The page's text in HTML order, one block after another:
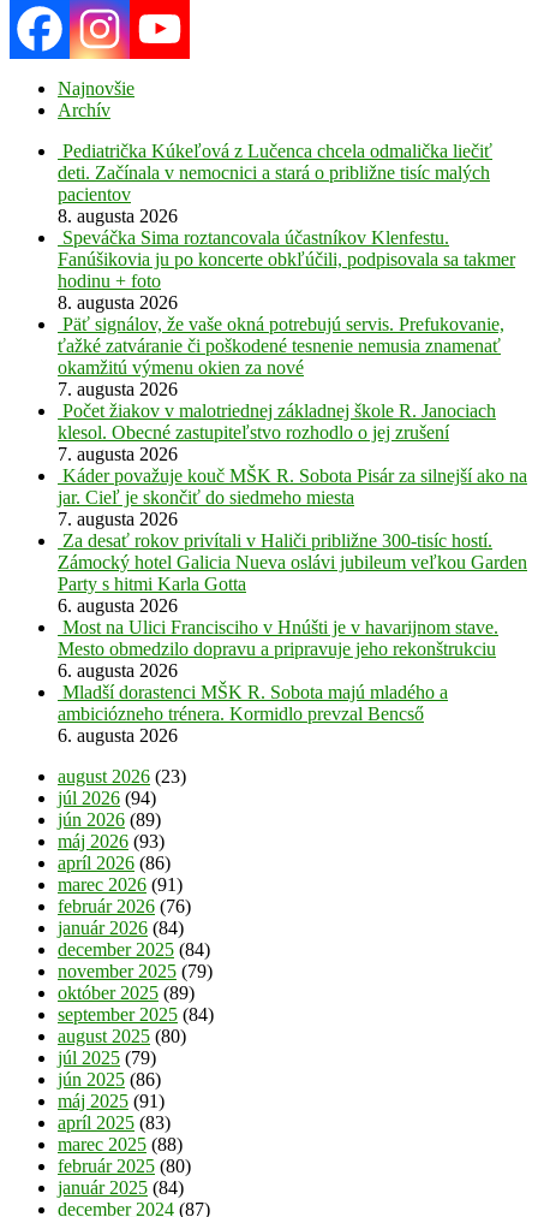
Najnovšie
Archív
Pediatrička Kúkeľová z Lučenca chcela odmalička liečiť
deti. Začínala v nemocnici a stará o približne tisíc malých
pacientov
8. augusta 2026
Speváčka Sima roztancovala účastníkov Klenfestu.
Fanúšikovia ju po koncerte obkľúčili, podpisovala sa takmer
hodinu + foto
8. augusta 2026
Päť signálov, že vaše okná potrebujú servis. Prefukovanie,
ťažké zatváranie či poškodené tesnenie nemusia znamenať
okamžitú výmenu okien za nové
7. augusta 2026
Počet žiakov v malotriednej základnej škole R. Janociach
klesol. Obecné zastupiteľstvo rozhodlo o jej zrušení
7. augusta 2026
Káder považuje kouč MŠK R. Sobota Pisár za silnejší ako na
jar. Cieľ je skončiť do siedmeho miesta
7. augusta 2026
Za desať rokov privítali v Haliči približne 300-tisíc hostí.
Zámocký hotel Galicia Nueva oslávi jubileum veľkou Garden
Party s hitmi Karla Gotta
6. augusta 2026
Most na Ulici Francisciho v Hnúšti je v havarijnom stave.
Mesto obmedzilo dopravu a pripravuje jeho rekonštrukciu
6. augusta 2026
Mladší dorastenci MŠK R. Sobota majú mladého a
ambiciózneho trénera. Kormidlo prevzal Bencső
6. augusta 2026
august 2026 (23)
júl 2026 (94)
jún 2026 (89)
máj 2026 (93)
apríl 2026 (86)
marec 2026 (91)
február 2026 (76)
január 2026 (84)
december 2025 (84)
november 2025 (79)
október 2025 (89)
september 2025 (84)
august 2025 (80)
júl 2025 (79)
jún 2025 (86)
máj 2025 (91)
apríl 2025 (83)
marec 2025 (88)
február 2025 (80)
január 2025 (84)
december 2024 (87)